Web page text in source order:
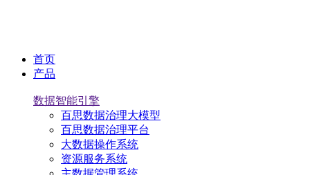
首页
产品
数据智能引擎
百思数据治理大模型
百思数据治理平台
大数据操作系统
资源服务系统